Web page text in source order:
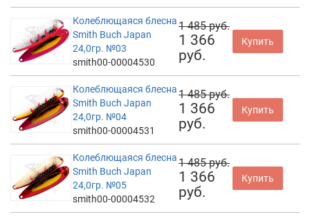
Колеблющаяся блесна
Smith Buch Japan
24,0гр. №03
smith00-00004530
1 485 руб.
1 366
руб.
Купить
Колеблющаяся блесна
Smith Buch Japan
24,0гр. №04
smith00-00004531
1 485 руб.
1 366
руб.
Купить
Колеблющаяся блесна
Smith Buch Japan
24,0гр. №05
smith00-00004532
1 485 руб.
1 366
руб.
Купить